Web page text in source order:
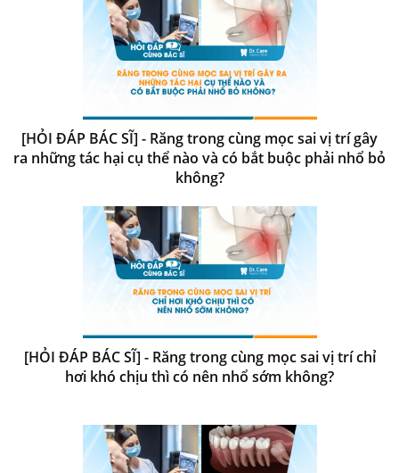
[HỎI ĐÁP BÁC SĨ] - Răng trong cùng mọc sai vị trí gây
ra những tác hại cụ thể nào và có bắt buộc phải nhổ bỏ
không?
[HỎI ĐÁP BÁC SĨ] - Răng trong cùng mọc sai vị trí chỉ
hơi khó chịu thì có nên nhổ sớm không?